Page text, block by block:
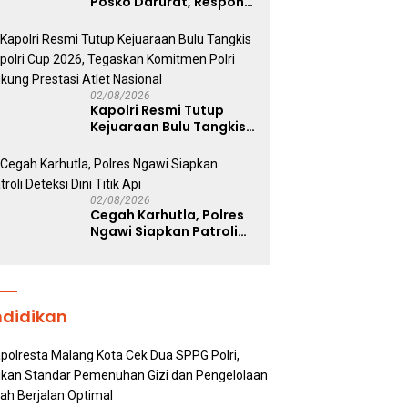
Korban Kebakaran KM
Mutiara Sentosa 2
02/08/2026
Kapolri Resmi Tutup
Kejuaraan Bulu Tangkis
Tegaskan Komitmen
Polri Dukung Prestasi
Atlet Nasional
02/08/2026
Cegah Karhutla, Polres
Ngawi Siapkan Patroli